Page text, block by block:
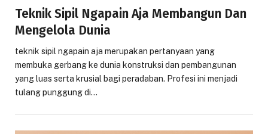
Teknik Sipil Ngapain Aja Membangun Dan
Mengelola Dunia
teknik sipil ngapain aja merupakan pertanyaan yang
membuka gerbang ke dunia konstruksi dan pembangunan
yang luas serta krusial bagi peradaban. Profesi ini menjadi
tulang punggung di…